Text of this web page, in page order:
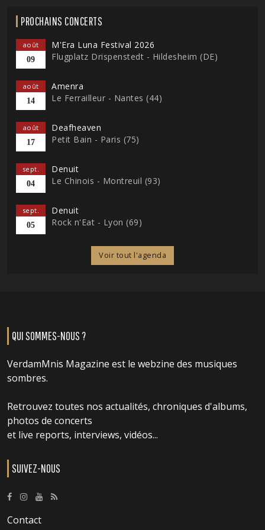
PROCHAINS CONCERTS
août
09
M'Era Luna Festival 2026
Flugplatz Drispenstedt - Hildesheim (DE)
août
14
Amenra
Le Ferrailleur - Nantes (44)
août
17
Deafheaven
Petit Bain - Paris (75)
sept.
04
Denuit
Le Chinois - Montreuil (93)
sept.
05
Denuit
Rock n'Eat - Lyon (69)
Voir tout l'agenda
QUI SOMMES-NOUS ?
VerdamMnis Magazine est le webzine des musiques
sombres.
Retrouvez toutes nos actualités, chroniques d'albums,
photos de concerts
et live reports, interviews, vidéos...
SUIVEZ-NOUS
Contact